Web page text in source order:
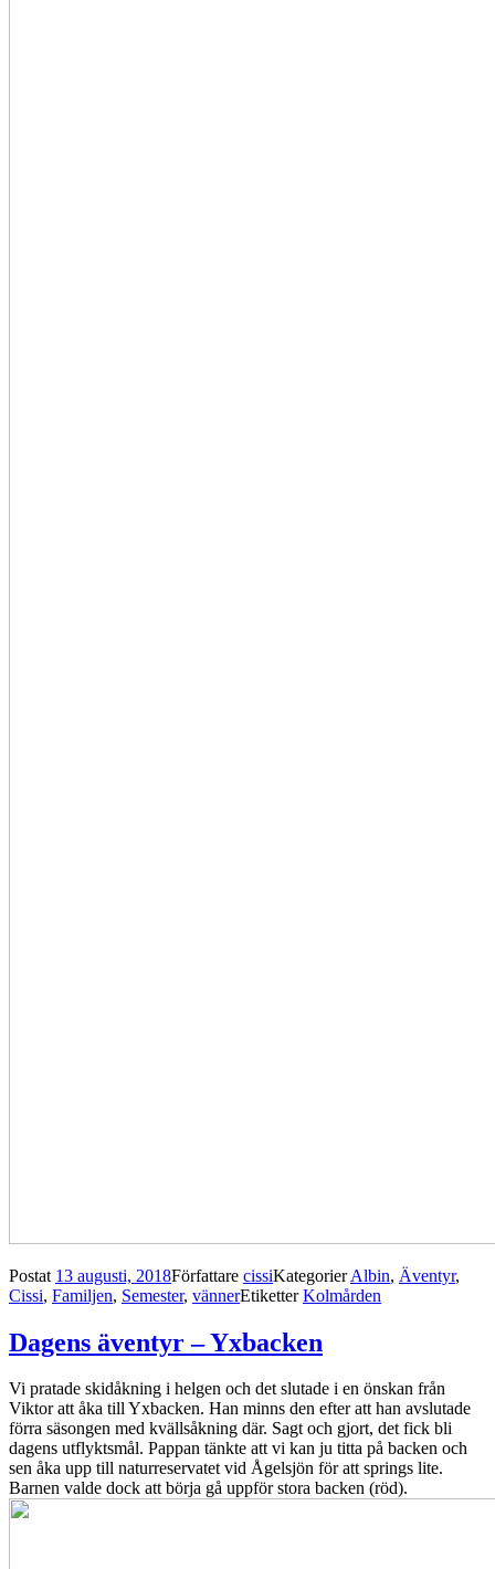
Postat 13 augusti, 2018Författare cissiKategorierAlbin, Äventyr,
Cissi, Familjen, Semester, vännerEtiketterKolmården
Dagens äventyr – Yxbacken
Vi pratade skidåkning i helgen och det slutade i en önskan från
Viktor att åka till Yxbacken. Han minns den efter att han avslutade
förra säsongen med kvällsåkning där. Sagt och gjort, det fick bli
dagens utflyktsmål. Pappan tänkte att vi kan ju titta på backen och
sen åka upp till naturreservatet vid Ågelsjön för att springs lite.
Barnen valde dock att börja gå uppför stora backen (röd).